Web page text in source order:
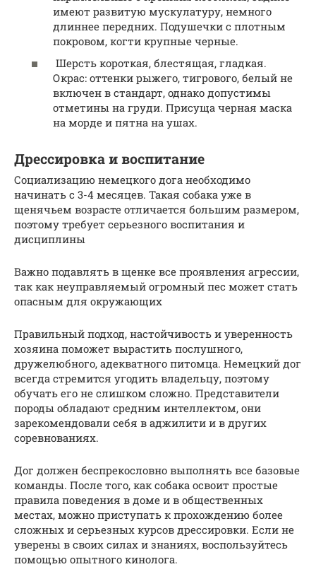
имеют развитую мускулатуру, немного
длиннее передних. Подушечки с плотным
покровом, когти крупные черные.
Шерсть короткая, блестящая, гладкая.
Окрас: оттенки рыжего, тигрового, белый не
включен в стандарт, однако допустимы
отметины на груди. Присуща черная маска
на морде и пятна на ушах.
Дрессировка и воспитание
Социализацию немецкого дога необходимо
начинать с 3-4 месяцев. Такая собака уже в
щенячьем возрасте отличается большим размером,
поэтому требует серьезного воспитания и
дисциплины
Важно подавлять в щенке все проявления агрессии,
так как неуправляемый огромный пес может стать
опасным для окружающих
Правильный подход, настойчивость и уверенность
хозяина поможет вырастить послушного,
дружелюбного, адекватного питомца. Немецкий дог
всегда стремится угодить владельцу, поэтому
обучать его не слишком сложно. Представители
породы обладают средним интеллектом, они
зарекомендовали себя в аджилити и в других
соревнованиях.
Дог должен беспрекословно выполнять все базовые
команды. После того, как собака освоит простые
правила поведения в доме и в общественных
местах, можно приступать к прохождению более
сложных и серьезных курсов дрессировки. Если не
уверены в своих силах и знаниях, воспользуйтесь
помощью опытного кинолога.